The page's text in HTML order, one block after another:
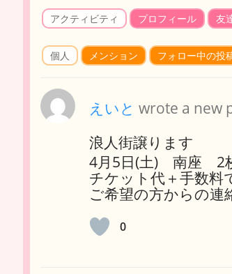
アクティビティ プロフィール 友
個人 メンション フォロー中の投
えいと wrote a new
浪人街譲ります
4月5日(土) 南座 2
チケット代＋手数料
ご希望の方からの連
0